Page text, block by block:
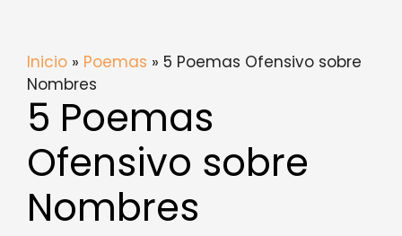
Inicio » Poemas » 5 Poemas Ofensivo sobre
Nombres
5 Poemas
Ofensivo sobre
Nombres